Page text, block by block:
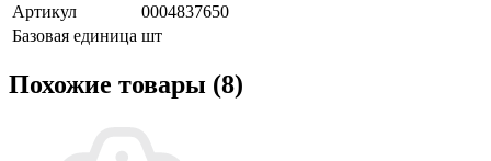
Артикул
0004837650
Базовая единица шт
Похожие товары (8)